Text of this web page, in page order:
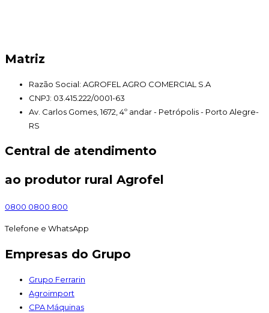
Matriz
Razão Social: AGROFEL AGRO COMERCIAL S.A
CNPJ: 03.415.222/0001-63
Av. Carlos Gomes, 1672, 4º andar - Petrópolis - Porto Alegre-
RS
Central de atendimento
ao produtor rural Agrofel
0800 0800 800
Telefone e WhatsApp
Empresas do Grupo
Grupo Ferrarin
Agroimport
CPA Máquinas